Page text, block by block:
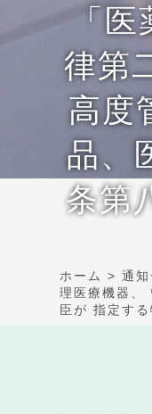
「
律第
高度
品、
条第
ホーム > 通知
理医療機器、
臣が 指定す